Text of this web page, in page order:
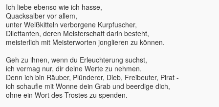
geistreich
Bhashkar Perinchery
Braum, Slyvia & Franz,
Geistheilung nach Horst
Krone
Bruno Würtenberger - Free
Spirit TV
Byron Katie
Canela Michelle Meyers
Ich liebe ebenso wie ich hasse,
Quacksalber vor allem,
unter Weißkitteln verborgene Kurpfuscher,
Dilettanten, deren Meisterschaft darin besteht,
meisterlich mit Meisterworten jonglieren zu können.
Geh zu ihnen, wenn du Erleuchterung suchst,
ich vermag nur, dir deine Werte zu nehmen.
Denn ich bin Räuber, Plünderer, Dieb, Freibeuter, Pirat -
ich schaufle mit Wonne dein Grab und beerdige dich,
ohne ein Wort des Trostes zu spenden.